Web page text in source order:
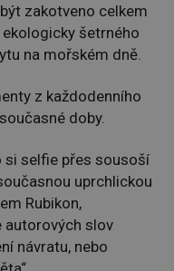
zakotveno celkem
šetrného
na mořském dně.
z každodenního
doby.
si selfie přes sousoší
uprchlickou
Rubikon,
autorových slov
návratu, nebo